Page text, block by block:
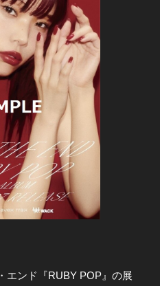
ンド『RUBY POP』の展